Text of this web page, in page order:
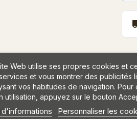
Web utilise ses propres cookies et
et vous montrer des publicités
vos habitudes de navigation.
utilisation, appuyez sur le bouton
d'informations Personnaliser les